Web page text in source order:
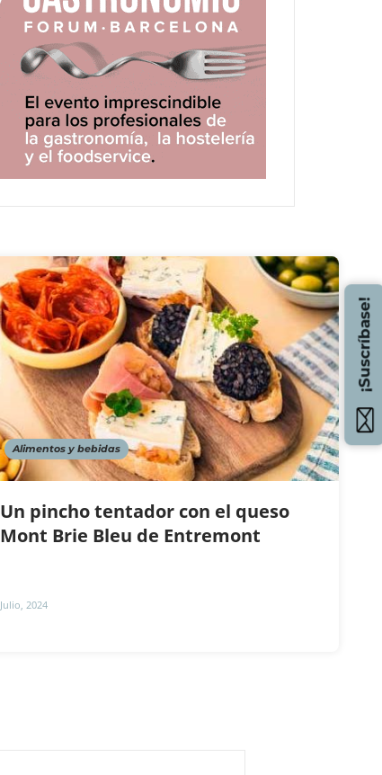
Alimentos y bebidas
Un pincho tentador con el queso
Mont Brie Bleu de Entremont
Julio, 2024
¡Suscríbase!